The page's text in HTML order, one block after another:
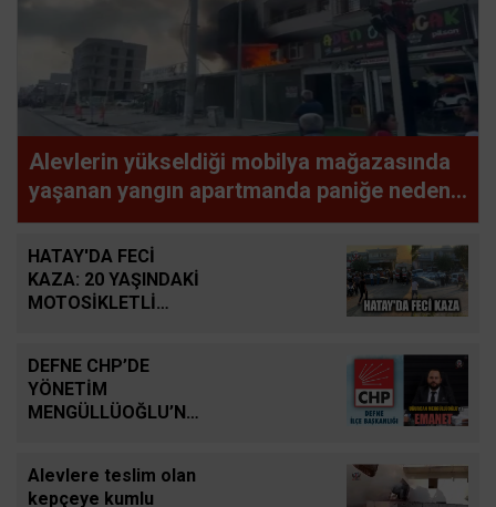
Alevlerin yükseldiği mobilya mağazasında
yaşanan yangın apartmanda paniğe neden
oldu
HATAY'DA FECİ
KAZA: 20 YAŞINDAKİ
MOTOSİKLETLİ
DEFNE CHP’DE
YÖNETİM
MENGÜLLÜOĞLU’NA
Alevlere teslim olan
kepçeye kumlu